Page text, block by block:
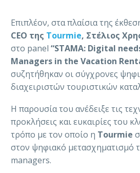
Επιπλέον, στα πλαίσια της
CEO της Tourmie, Στέλιος
στο panel “STAMA: Digital
Managers in the Vacation
συζητήθηκαν οι σύγχρονες
διαχειριστών τουριστικών
Η παρουσία του ανέδειξε τις
προκλήσεις και ευκαιρίες του
τρόπο με τον οποίο η Tourmie
στον ψηφιακό μετασχηματισμό
managers.